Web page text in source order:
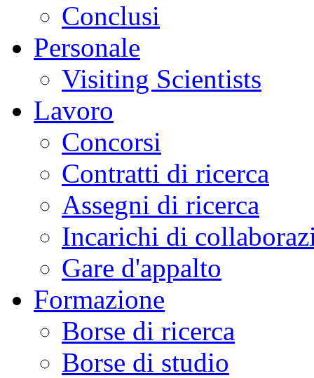
Conclusi
Personale
Visiting Scientists
Lavoro
Concorsi
Contratti di ricerca
Assegni di ricerca
Incarichi di
Gare d'appalto
Formazione
Borse di ricerca
Borse di studio